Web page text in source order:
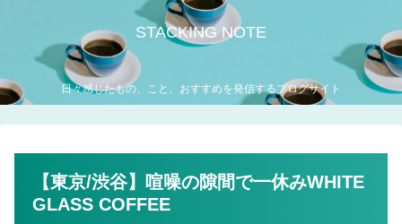
STACKING NOTE
日々感じたもの、こと、おすすめを発信するブログサイト
【東京/渋谷】喧噪の隙間で一休みWHITE
GLASS COFFEE